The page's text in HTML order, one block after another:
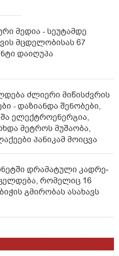
მედია - სეუტამდე
მცდელობისას 67
დაიღუპა
ძლიერი მიწისძვრის
- დაზიანდა შენობები,
ელექტროენერგია,
მეტროს მუშაობა,
პანიკამ მოიცვა
დრა­მა­ტუ­ლი კად­რე­
რომელიც 16
გმირობას ასახავს